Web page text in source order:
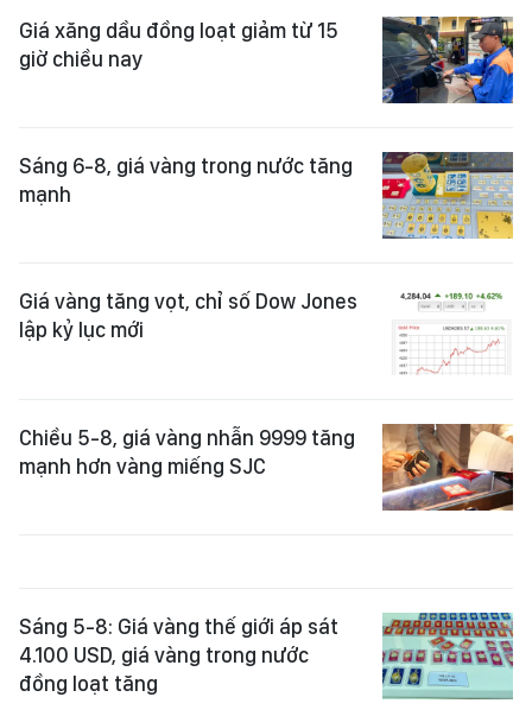
Giá xăng dầu đồng loạt giảm từ 15
giờ chiều nay
Sáng 6-8, giá vàng trong nước tăng
mạnh
Giá vàng tăng vọt, chỉ số Dow Jones
lập kỷ lục mới
Chiều 5-8, giá vàng nhẫn 9999 tăng
mạnh hơn vàng miếng SJC
Sáng 5-8: Giá vàng thế giới áp sát
4.100 USD, giá vàng trong nước
đồng loạt tăng